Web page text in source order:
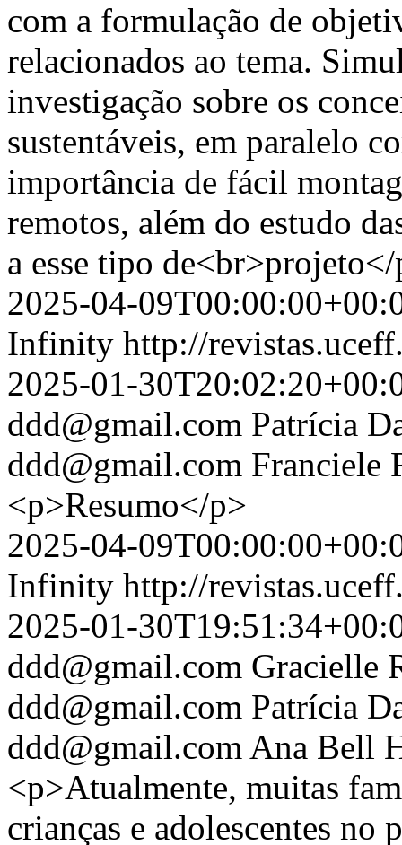
com a formulação de
relacionados ao tema.
investigação sobre os
sustentáveis, em paralelo
importância de fácil
remotos, além do estudo
a esse tipo
2025-04-
Infinity http://
2025-01-
ddd@gmail.com Patrícia
ddd@gmail.com Franciele
<p>Resumo</p>
2025-04-
Infinity http://
2025-01-
ddd@gmail.com Gracielle
ddd@gmail.com Patrícia
ddd@gmail.com Ana Bell
<p>Atualmente, muitas
crianças e adolescentes no